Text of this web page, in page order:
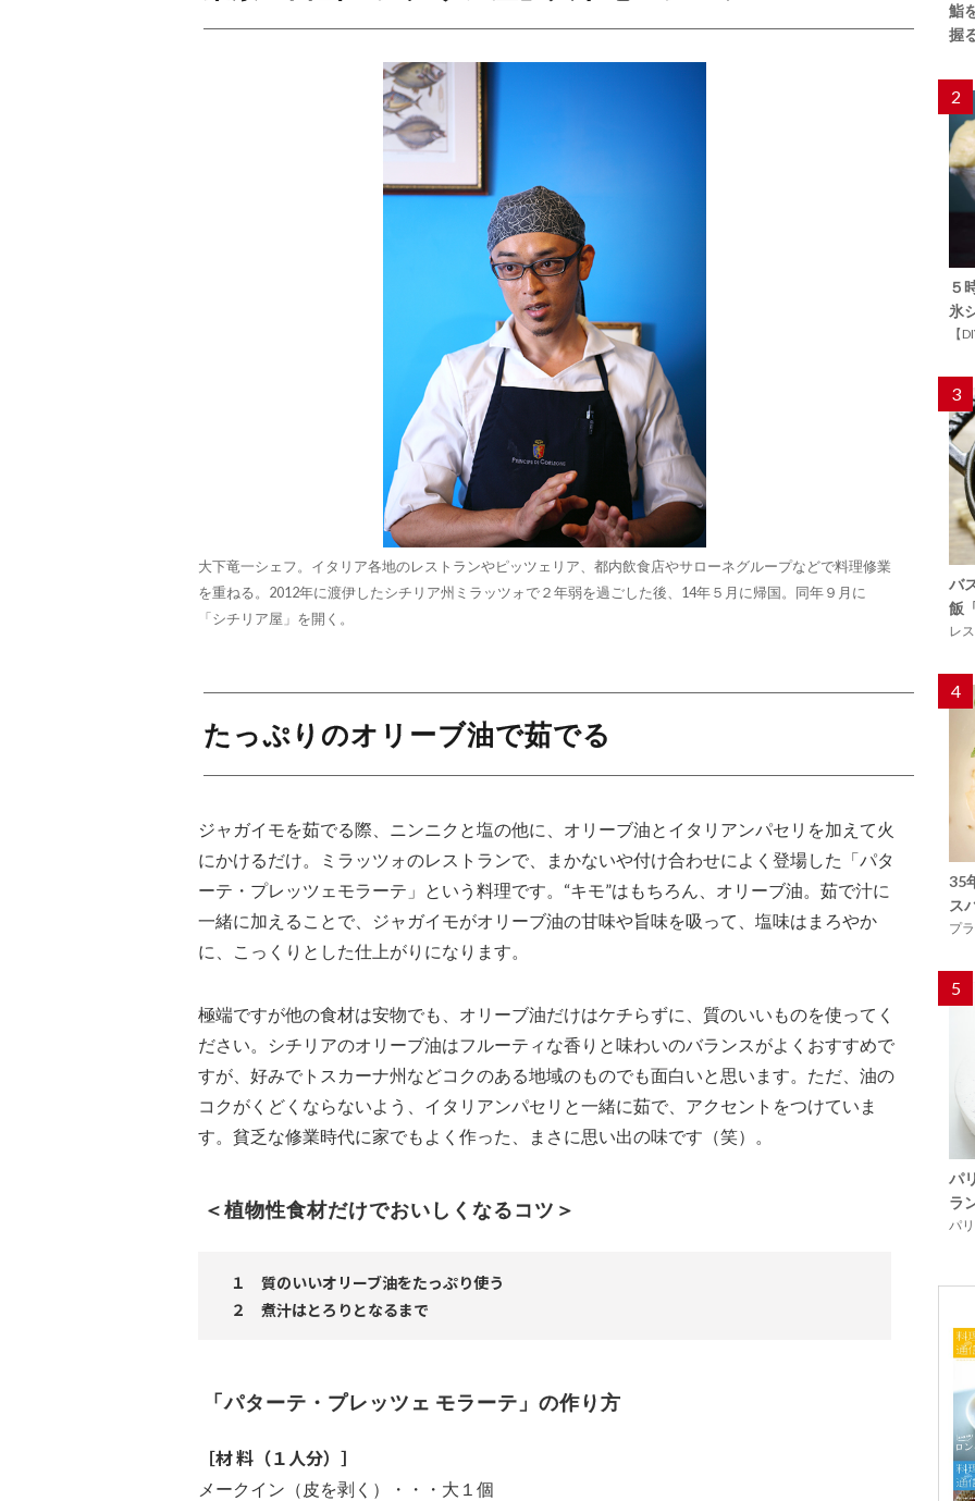
大下竜一シェフ。イタリア各地のレストランやピッツェリア、都内飲食店やサローネグループなどで料理修業
を重ねる。2012年に渡伊したシチリア州ミラッツォで２年弱を過ごした後、14年５月に帰国。同年９月に
「シチリア屋」を開く。
たっぷりのオリーブ油で茹でる
ジャガイモを茹でる際、ニンニクと塩の他に、オリーブ油とイタリアンパセリを加えて火
にかけるだけ。ミラッツォのレストランで、まかないや付け合わせによく登場した「パタ
ーテ・プレッツェモラーテ」という料理です。“キモ”はもちろん、オリーブ油。茹で汁に
一緒に加えることで、ジャガイモがオリーブ油の甘味や旨味を吸って、塩味はまろやか
に、こっくりとした仕上がりになります。
極端ですが他の食材は安物でも、オリーブ油だけはケチらずに、質のいいものを使ってく
ださい。シチリアのオリーブ油はフルーティな香りと味わいのバランスがよくおすすめで
すが、好みでトスカーナ州などコクのある地域のものでも面白いと思います。ただ、油の
コクがくどくならないよう、イタリアンパセリと一緒に茹で、アクセントをつけていま
す。貧乏な修業時代に家でもよく作った、まさに思い出の味です（笑）。
＜植物性食材だけでおいしくなるコツ＞
１ 質のいいオリーブ油をたっぷり使う
２ 煮汁はとろりとなるまで
「パターテ・プレッツェ モラーテ」の作り方
［材 料（１人分）］
メークイン（皮を剥く）・・・大１個
鮨
握
2
５
氷
【
3
バ
飯
レ
4
35
ス
プ
5
パ
ラ
パ